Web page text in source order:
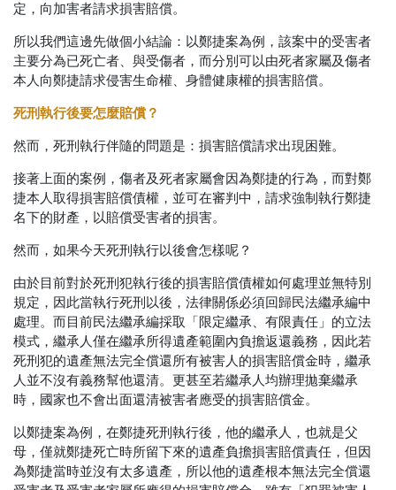
定，向加害者請求損害賠償。
所以我們這邊先做個小結論：以鄭捷案為例，該案中的受害者
主要分為已死亡者、與受傷者，而分別可以由死者家屬及傷者
本人向鄭捷請求侵害生命權、身體健康權的損害賠償。
死刑執行後要怎麼賠償？
然而，死刑執行伴隨的問題是：損害賠償請求出現困難。
接著上面的案例，傷者及死者家屬會因為鄭捷的行為，而對鄭
捷本人取得損害賠償債權，並可在審判中，請求強制執行鄭捷
名下的財產，以賠償受害者的損害。
然而，如果今天死刑執行以後會怎樣呢？
由於目前對於死刑犯執行後的損害賠償債權如何處理並無特別
規定，因此當執行死刑以後，法律關係必須回歸民法繼承編中
處理。而目前民法繼承編採取「限定繼承、有限責任」的立法
模式，繼承人僅在繼承所得遺產範圍內負擔返還義務，因此若
死刑犯的遺產無法完全償還所有被害人的損害賠償金時，繼承
人並不沒有義務幫他還清。更甚至若繼承人均辦理拋棄繼承
時，國家也不會出面還清被害者應受的損害賠償金。
以鄭捷案為例，在鄭捷死刑執行後，他的繼承人，也就是父
母，僅就鄭捷死亡時所留下來的遺產負擔損害賠償責任，但因
為鄭捷當時並沒有太多遺產，所以他的遺產根本無法完全償還